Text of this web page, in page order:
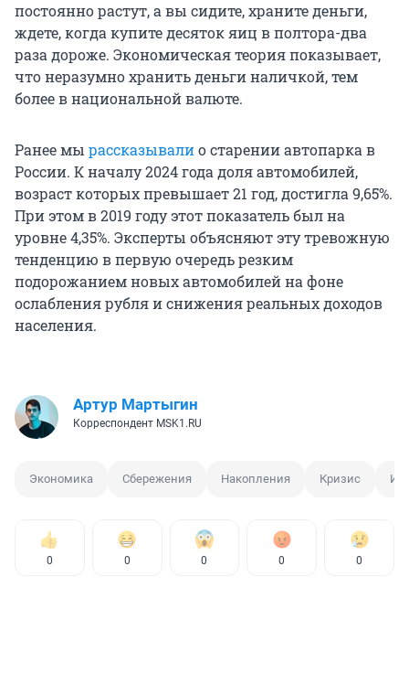
постоянно растут, а вы сидите, храните деньги,
ждете, когда купите десяток яиц в полтора-два
раза дороже. Экономическая теория показывает,
что неразумно хранить деньги наличкой, тем
более в национальной валюте.
Ранее мы рассказывалио старении автопарка в
России. К началу 2024 года доля автомобилей,
возраст которых превышает 21 год, достигла 9,65%.
При этом в 2019 году этот показатель был на
уровне 4,35%. Эксперты объясняют эту тревожную
тенденцию в первую очередь резким
подорожанием новых автомобилей на фоне
ослабления рубля и снижения реальных доходов
населения.
Артур Мартыгин
Корреспондент MSK1.RU
Экономика Сбережения Накопления Кризис
0 0 0 0 0